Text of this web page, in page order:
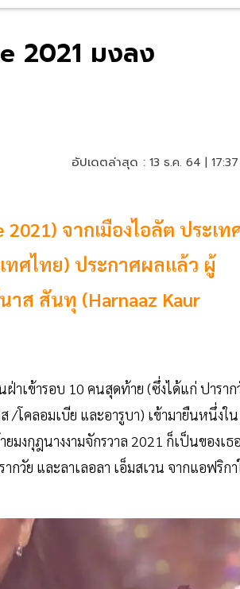
2021 มงลง
อัปเดตล่าสุด : 13 ธ.ค. 64 |
จากเมืองไอลัต ประเท
ทศไทย) ประกาศผลแล้ว ผู้
าส สันทุ (Harnaaz Kaur
าเข้ารอบ 10 คนสุดท้าย (ซึ่งได้แก่ ปาราก
โคลอมเบีย และอารูบา) เข้ามายืนหนึ่งใน
มงกุฎนางงามจักรวาล 2021 ก็เป็นของเธ
กวัย และลาเลอลา เอ็มสเวน จากแอฟริกา